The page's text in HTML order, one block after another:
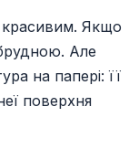
красивим. Якщо
Але
на папері: її
поверхня